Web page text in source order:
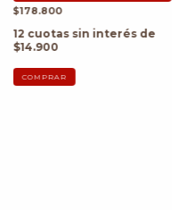
$178.800
12 cuotas sin interés de
$14.900
COMPRAR